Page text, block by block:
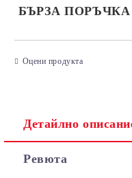
БЪРЗА ПОРЪЧКА
Оцени продукта
Детайлно
Ревюта